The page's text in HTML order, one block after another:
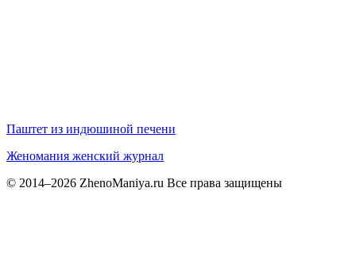
Паштет из индюшиной печени
Женомания женский журнал
© 2014–2026 ZhenoManiya.ru Все права защищены